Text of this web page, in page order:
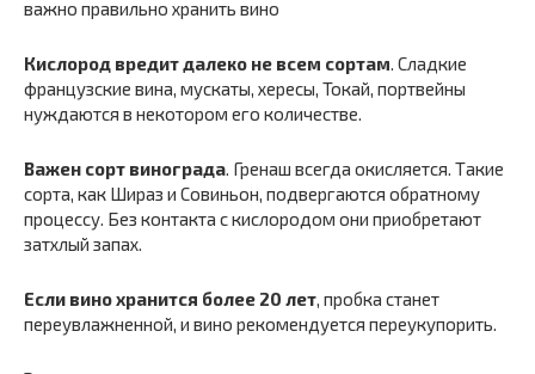
Кислород вредит далеко не всем сортам. Сладкие
французские вина, мускаты, хересы, Токай, портвейны
нуждаются в некотором его количестве.
Важен сорт винограда. Гренаш всегда окисляется. Такие
сорта, как Шираз и Совиньон, подвергаются обратному
процессу. Без контакта с кислородом они приобретают
затхлый запах.
Если вино хранится более 20 лет, пробка станет
переувлажненной, и вино рекомендуется переукупорить.